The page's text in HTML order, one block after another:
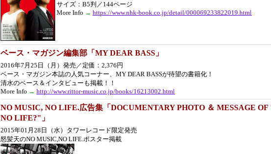
サイズ：B5判／144ページ
More Info → https://www.nhk-book.co.jp/detail/000069233822019.html
ベース・マガジン編集部「MY DEAR BASS」
2016年7月25日（月）発売／定価：2,376円
ベース・マガジン本誌の人気コーナー、MY DEAR BASSが待望の書籍化！
清水のベース＆インタビューも掲載！！
More Info → http://www.rittor-music.co.jp/books/16213002.html
NO MUSIC, NO LIFE.広告集「DOCUMENTARY PHOTO ＆ MESSAGE
NO LIFE?"」
2015年01月28日（水）タワーレコード限定発売
怒髪天のNO MUSIC,NO LIFE.ポスター掲載